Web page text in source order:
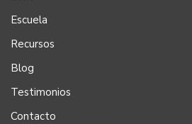
Escuela
Recursos
Blog
Testimonios
Contacto